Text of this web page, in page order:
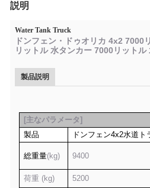
説明
Water Tank Truck
ドンフェン・ドゥオリカ 4x2 7000
リットル 水タンカー 7000リットル
製品説明
[主なパラメータ]
製品
ドンフェン4x2水道ト
総重量(kg) 9400
荷重 (kg) 5200